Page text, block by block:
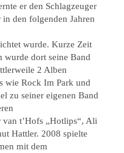
er den Schlagzeuger
den folgenden Jahren
wurde. Kurze Zeit
wurde dort seine Band
2 Alben
wie Rock Im Park und
zu seiner eigenen Band
van t’Hofs „Hotlips“, Ali
Hattler. 2008 spielte
mit dem